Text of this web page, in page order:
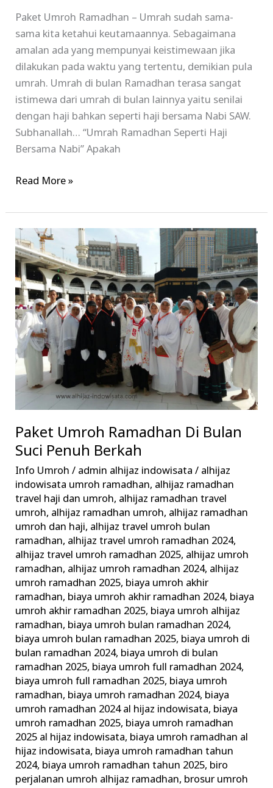
Paket Umroh Ramadhan – Umrah sudah sama-
sama kita ketahui keutamaannya. Sebagaimana
amalan ada yang mempunyai keistimewaan jika
dilakukan pada waktu yang tertentu, demikian pula
umrah. Umrah di bulan Ramadhan terasa sangat
istimewa dari umrah di bulan lainnya yaitu senilai
dengan haji bahkan seperti haji bersama Nabi SAW.
Subhanallah… “Umrah Ramadhan Seperti Haji
Bersama Nabi” Apakah
Read More »
Paket Umroh Ramadhan Di Bulan
Suci Penuh Berkah
Info Umroh / admin alhijaz indowisata/ alhijaz
indowisata umroh ramadhan, alhijaz ramadhan
travel haji dan umroh, alhijaz ramadhan travel
umroh, alhijaz ramadhan umroh, alhijaz ramadhan
umroh dan haji, alhijaz travel umroh bulan
ramadhan, alhijaz travel umroh ramadhan 2024,
alhijaz travel umroh ramadhan 2025, alhijaz umroh
ramadhan, alhijaz umroh ramadhan 2024, alhijaz
umroh ramadhan 2025, biaya umroh akhir
ramadhan, biaya umroh akhir ramadhan 2024, biaya
umroh akhir ramadhan 2025, biaya umroh alhijaz
ramadhan, biaya umroh bulan ramadhan 2024,
biaya umroh bulan ramadhan 2025, biaya umroh di
bulan ramadhan 2024, biaya umroh di bulan
ramadhan 2025, biaya umroh full ramadhan 2024,
biaya umroh full ramadhan 2025, biaya umroh
ramadhan, biaya umroh ramadhan 2024, biaya
umroh ramadhan 2024 al hijaz indowisata, biaya
umroh ramadhan 2025, biaya umroh ramadhan
2025 al hijaz indowisata, biaya umroh ramadhan al
hijaz indowisata, biaya umroh ramadhan tahun
2024, biaya umroh ramadhan tahun 2025, biro
perjalanan umroh alhijaz ramadhan, brosur umroh
Paket
Umroh
Ramadhan
Di
Bulan
Suci
Penuh
Berkah